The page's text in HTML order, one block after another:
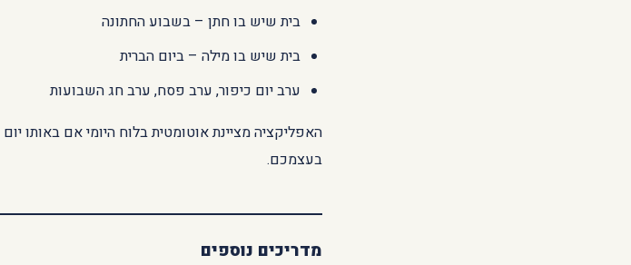
בית שיש בו חתן – בשבוע החתונה
בית שיש בו מילה – ביום הברית
ערב יום כיפור, ערב פסח, ערב חג השבועות
האפליקציה מציינת אוטומטית בלוח היומי אם באותו יום
בעצמכם.
מדריכים נוספים